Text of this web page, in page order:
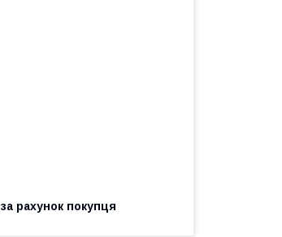
за рахунок покупця